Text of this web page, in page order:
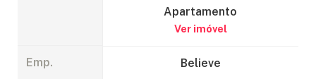
Emp.
Apartamento
Ver imóvel
Believe